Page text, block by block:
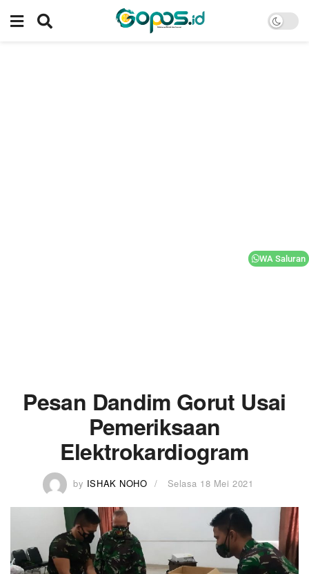
Pesan Dandim Gorut Usai
Pemeriksaan
Elektrokardiogram
by ISHAK NOHO Selasa 18 Mei 2021
WA Saluran